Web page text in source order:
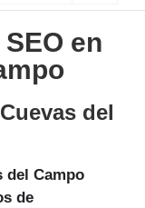
en
del
del Campo
de